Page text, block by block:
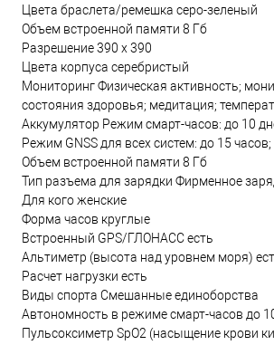
Цвета браслета/ремешка серо-зеленый
Объем встроенной памяти 8 Гб
Разрешение 390 х 390
Цвета корпуса серебристый
Мониторинг Физическая активность;
состояния здоровья; медитация;
Аккумулятор Режим смарт-часов: до 10
Режим GNSS для всех систем: до 15
Объем встроенной памяти 8 Гб
Тип разъема для зарядки Фирменное
Для кого женские
Форма часов круглые
Встроенный GPS/ГЛОНАСС есть
Альтиметр (высота над уровнем моря)
Расчет нагрузки есть
Виды спорта Смешанные единоборства
Автономность в режиме смарт-часов до
Пульсоксиметр SpO2 (насыщение крови